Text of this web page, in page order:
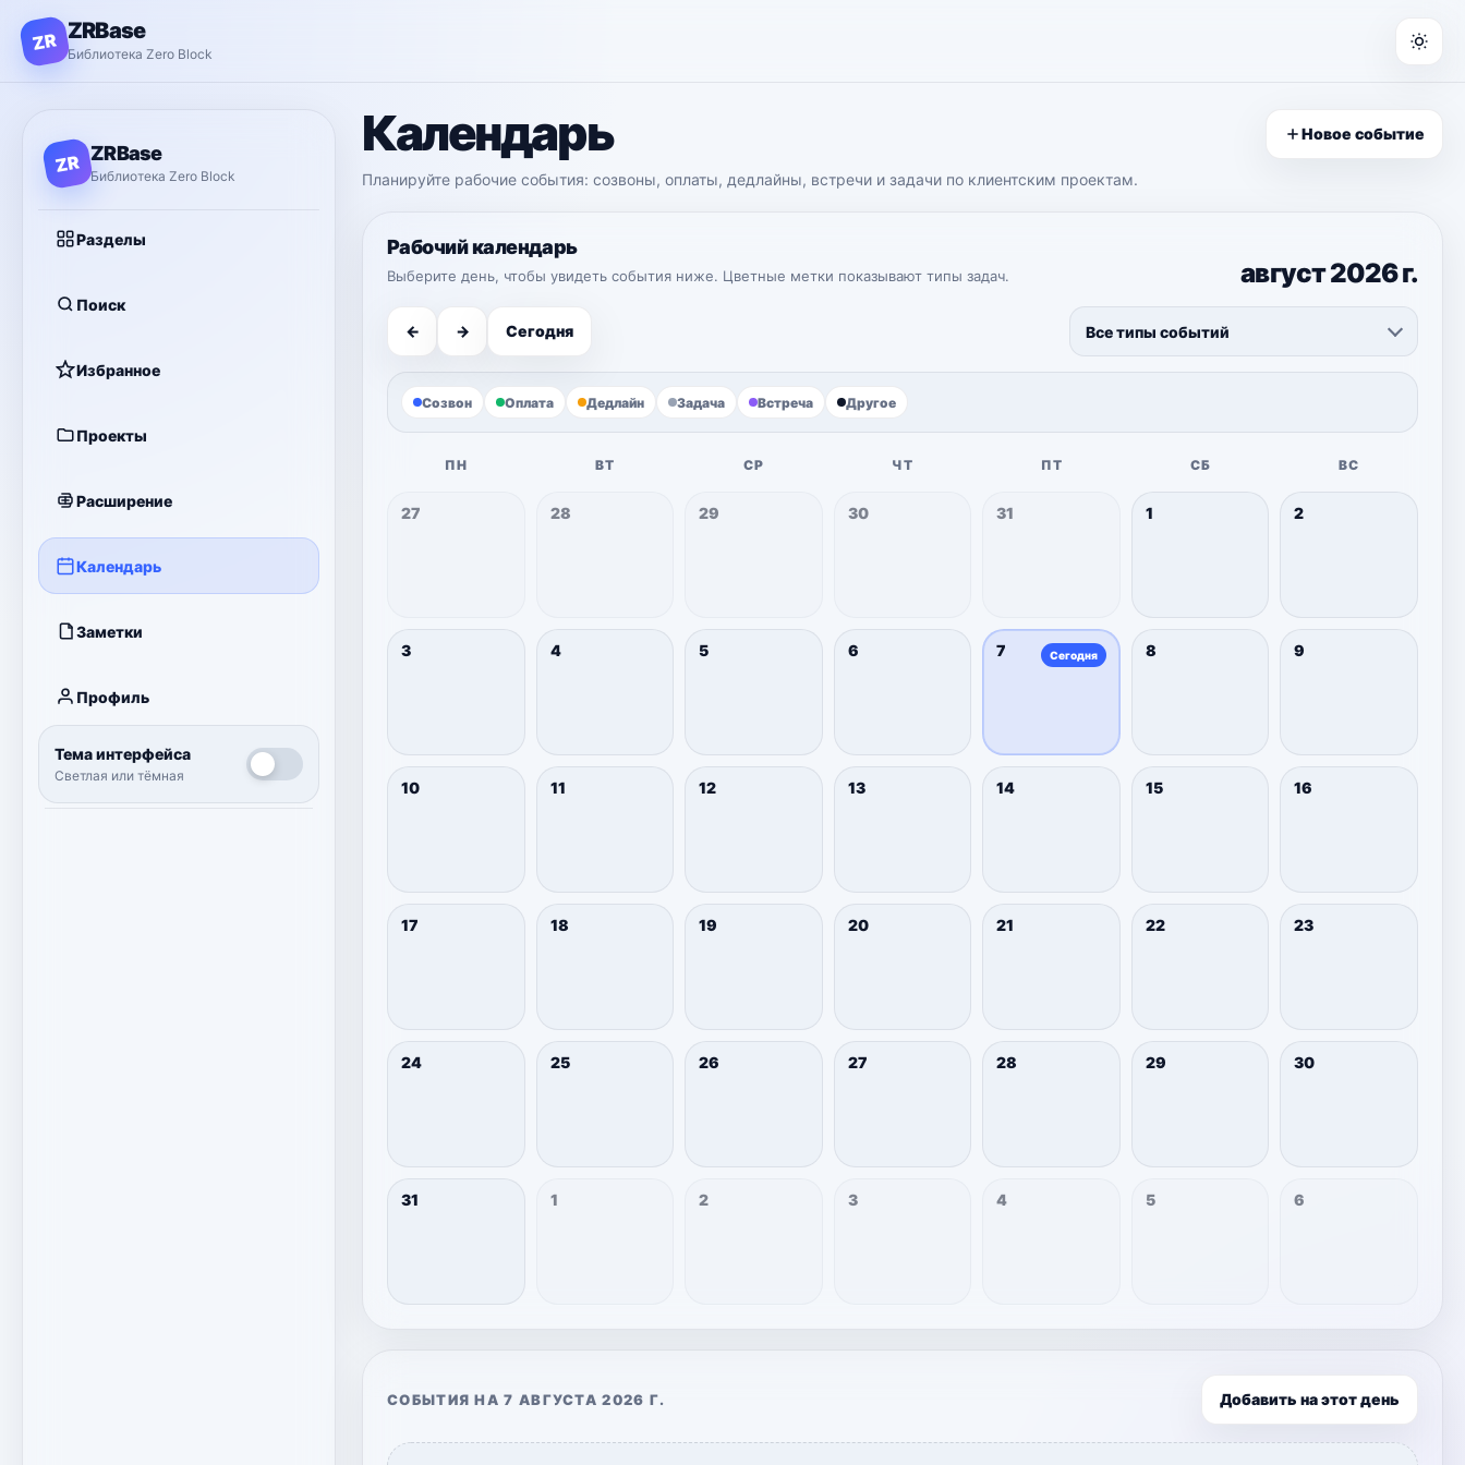
ZR ZRBase
Библиотека Zero Block
ZR ZRBase
Библиотека Zero Block
Разделы
Поиск
Избранное
Проекты
Расширение
Календарь
Заметки
Профиль
Тема интерфейса
Светлая или тёмная
Календарь
Планируйте рабочие события: созвоны, оплаты, дедлайны, встречи и задачи по клиентским проектам.
Новое событие
Рабочий календарь
Выберите день, чтобы увидеть события ниже. Цветные метки показывают типы задач. август 2026 г.
← → Сегодня
Созвон Оплата Дедлайн Задача Встреча Другое
ПН ВТ СР ЧТ ПТ СБ ВС
27 28 29 30 31 1 2
3 4 5 6 7 Сегодня 8 9
10 11 12 13 14 15 16
17 18 19 20 21 22 23
24 25 26 27 28 29 30
31 1 2 3 4 5 6
СОБЫТИЯ НА 7 АВГУСТА 2026 Г. Добавить на этот день